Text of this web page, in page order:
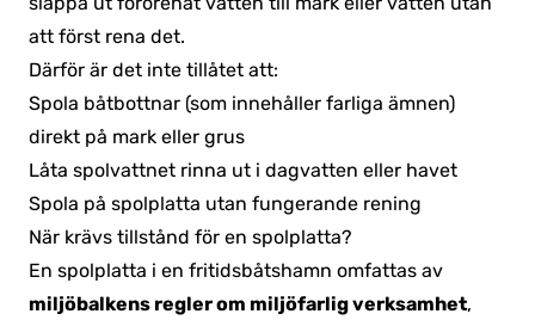
att först rena det.
Därför är det inte tillåtet att:
Spola båtbottnar (som innehåller farliga ämnen)
direkt på mark eller grus
Låta spolvattnet rinna ut i dagvatten eller havet
Spola på spolplatta utan fungerande rening
När krävs tillstånd för en spolplatta?
En spolplatta i en fritidsbåtshamn omfattas av
miljöbalkens regler om miljöfarlig verksamhet,